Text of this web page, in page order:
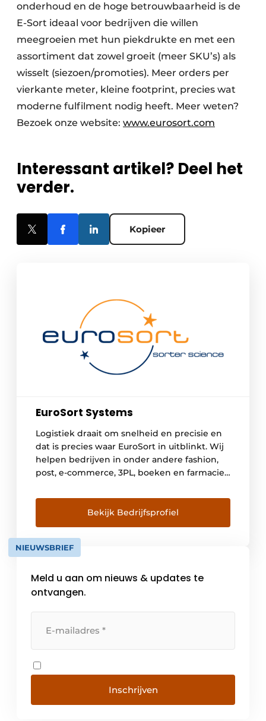
onderhoud en de hoge betrouwbaarheid is de
E-Sort ideaal voor bedrijven die willen
meegroeien met hun piekdrukte en met een
assortiment dat zowel groeit (meer SKU’s) als
wisselt (siezoen/promoties). Meer orders per
vierkante meter, kleine footprint, precies wat
moderne fulfilment nodig heeft. Meer weten?
Bezoek onze website: www.eurosort.com
Interessant artikel? Deel het
verder.
Kopieer
EuroSort Systems
Logistiek draait om snelheid en precisie en
dat is precies waar EuroSort in uitblinkt. Wij
helpen bedrijven in onder andere fashion,
post, e-commerce, 3PL, boeken en farmacie
optimaliseren met automatische
sorteersystemen. Onze oplossingen sorteren
tot wel 40.000 items per uur, 24/7, afhankelijk
van het type sorter en de producten. […]
Bekijk Bedrijfsprofiel
NIEUWSBRIEF
Meld u aan om nieuws & updates te
ontvangen.
Inschrijven